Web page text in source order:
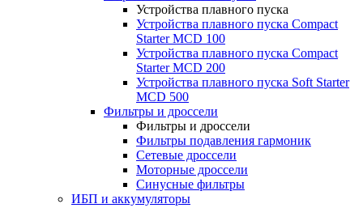
Устройства плавного пуска
Устройства плавного пуска Compact
Starter MCD 100
Устройства плавного пуска Compact
Starter MCD 200
Устройства плавного пуска Soft Starter
MCD 500
Фильтры и дроссели
Фильтры и дроссели
Фильтры подавления гармоник
Сетевые дроссели
Моторные дроссели
Синусные фильтры
ИБП и аккумуляторы